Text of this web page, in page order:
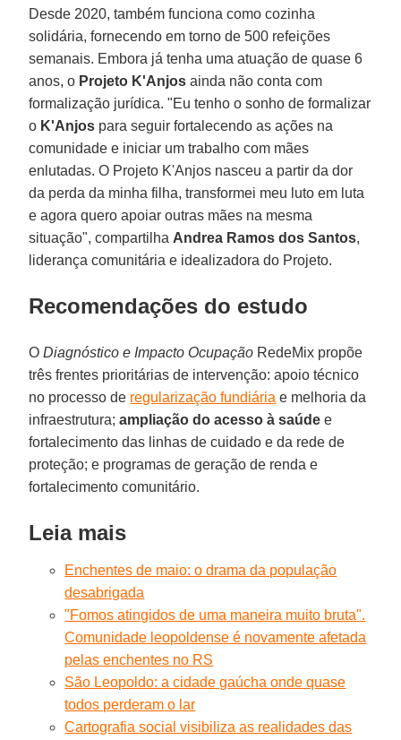
Desde 2020, também funciona como cozinha
solidária, fornecendo em torno de 500 refeições
semanais. Embora já tenha uma atuação de quase 6
anos, o Projeto K'Anjos ainda não conta com
formalização jurídica. "Eu tenho o sonho de formalizar
o K'Anjos para seguir fortalecendo as ações na
comunidade e iniciar um trabalho com mães
enlutadas. O Projeto K'Anjos nasceu a partir da dor
da perda da minha filha, transformei meu luto em luta
e agora quero apoiar outras mães na mesma
situação", compartilha Andrea Ramos dos Santos,
liderança comunitária e idealizadora do Projeto.
Recomendações do estudo
O Diagnóstico e Impacto Ocupação RedeMix propõe
três frentes prioritárias de intervenção: apoio técnico
no processo de regularização fundiária e melhoria da
infraestrutura;ampliação do acesso à saúde e
fortalecimento das linhas de cuidado e da rede de
proteção; e programas de geração de renda e
fortalecimento comunitário.
Leia mais
Enchentes de maio: o drama da população
desabrigada
"Fomos atingidos de uma maneira muito bruta".
Comunidade leopoldense é novamente afetada
pelas enchentes no RS
São Leopoldo: a cidade gaúcha onde quase
todos perderam o lar
Cartografia social visibiliza as realidades das